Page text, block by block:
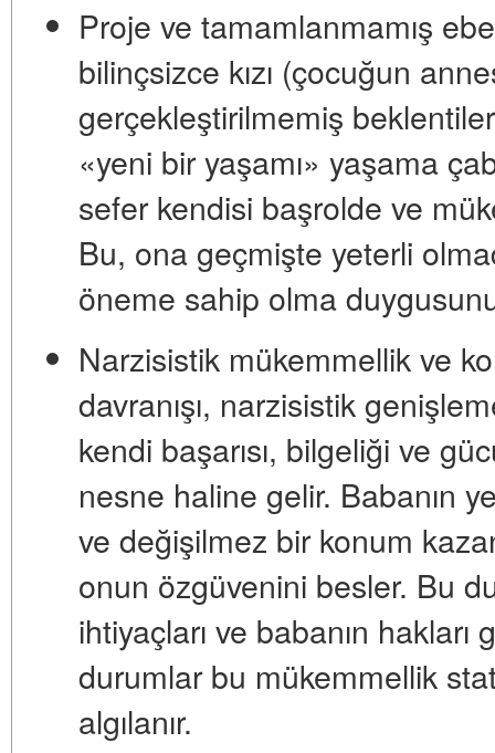
Proje ve tamamlanmamış
bilinçsizce kızı (çocuğun
gerçekleştirilmemiş
«yeni bir yaşamı» yaşama
sefer kendisi başrolde ve
Bu, ona geçmişte yeterli
öneme sahip olma
Narzisistik mükemmellik ve
davranışı, narzisistik
kendi başarısı, bilgeliği ve
nesne haline gelir. Babanın
ve değişilmez bir konum
onun özgüvenini besler. Bu
ihtiyaçları ve babanın hakları
durumlar bu mükemmellik
algılanır.